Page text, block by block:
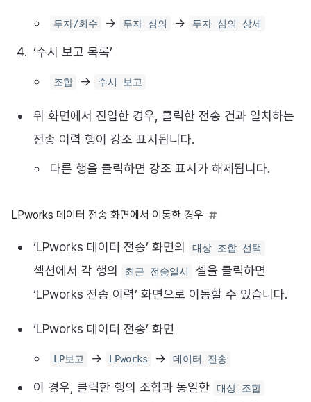
투자/회수 → 투자 심의 → 투자 심의 상세
‘수시 보고 목록’
조합 → 수시 보고
위 화면에서 진입한 경우, 클릭한 전송 건과 일치하는
전송 이력 행이 강조 표시됩니다.
다른 행을 클릭하면 강조 표시가 해제됩니다.
LPworks 데이터 전송 화면에서 이동한 경우
‘LPworks 데이터 전송’ 화면의 대상 조합 선택
섹션에서 각 행의 최근 전송일시
셀을 클릭하면
‘LPworks 전송 이력’ 화면으로 이동할 수 있습니다.
‘LPworks 데이터 전송’ 화면
LP보고 → LPworks → 데이터 전송
이 경우, 클릭한 행의 조합과 동일한 대상 조합